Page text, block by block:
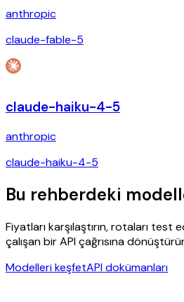
anthropic
claude-fable-5
claude-haiku-4-5
anthropic
claude-haiku-4-5
Bu rehberdeki
Fiyatları karşılaştırın, rotaları test
çalışan bir API çağrısına
Modelleri keşfetAPI dokümanları